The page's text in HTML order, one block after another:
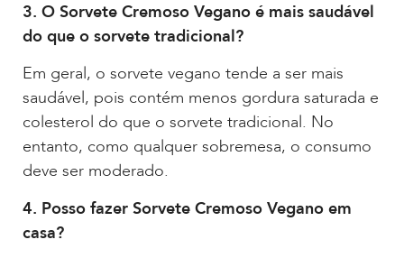
3. O Sorvete Cremoso Vegano é mais saudável
do que o sorvete tradicional?
Em geral, o sorvete vegano tende a ser mais
saudável, pois contém menos gordura saturada e
colesterol do que o sorvete tradicional. No
entanto, como qualquer sobremesa, o consumo
deve ser moderado.
4. Posso fazer Sorvete Cremoso Vegano em
casa?